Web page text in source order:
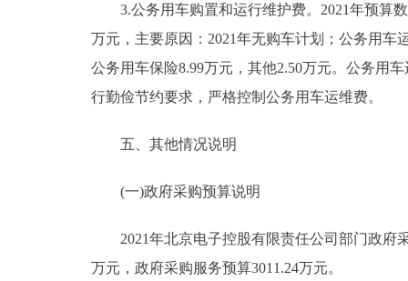
3.公务用车购置和运行维护费。2021年预算数
万元，主要原因：2021年无购车计划；公务用车
公务用车保险8.99万元，其他2.50万元。公务用
行勤俭节约要求，严格控制公务用车运维费。
五、其他情况说明
(一)政府采购预算说明
2021年北京电子控股有限责任公司部门政府采
万元，政府采购服务预算3011.24万元。